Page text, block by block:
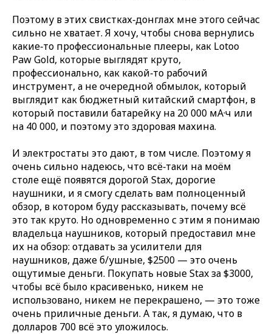
Поэтому в этих свистках‑донглах мне этого сейчас
сильно не хватает. Я хочу, чтобы снова вернулись
какие‑то профессиональные плееры, как Lotoo
Paw Gold, которые выглядят круто,
профессионально, как какой‑то рабочий
инструмент, а не очередной обмылок, который
выглядит как бюджетный китайский смартфон, в
который поставили батарейку на 20 000 мА·ч или
на 40 000, и поэтому это здоровая махина.
И электростаты это дают, в том числе. Поэтому я
очень сильно надеюсь, что всё‑таки на моём
столе ещё появятся дорогой Stax, дорогие
наушники, и я смогу сделать вам полноценный
обзор, в котором буду рассказывать, почему всё
это так круто. Но одновременно с этим я понимаю
владельца наушников, который предоставил мне
их на обзор: отдавать за усилители для
наушников, даже б/ушные, $2500 — это очень
ощутимые деньги. Покупать новые Stax за $3000,
чтобы всё было красивенько, никем не
использовано, никем не перекрашено, — это тоже
очень приличные деньги. А так, я думаю, что в
долларов 700 всё это уложилось.